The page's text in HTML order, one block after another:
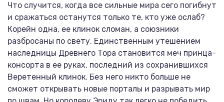
Что случится, когда все сильные мира сего погибнут
и сражаться останутся только те, кто уже ослаб?
Корейн одна, ее клинок сломан, а союзники
разбросаны по свету. Единственным утешением
наследницы Древнего Тора становится меч принца-
консорта в ее руках, последний из сохранившихся
Веретенный клинок. Без него никто больше не
сможет открывать новые порталы и разрывать мир